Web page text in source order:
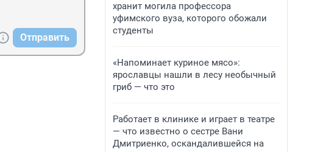
Отправить
хранит могила профессора
уфимского вуза, которого обожали
студенты
«Напоминает куриное мясо»:
ярославцы нашли в лесу необычный
гриб — что это
Работает в клинике и играет в театре
— что известно о сестре Вани
Дмитриенко, оскандалившейся на